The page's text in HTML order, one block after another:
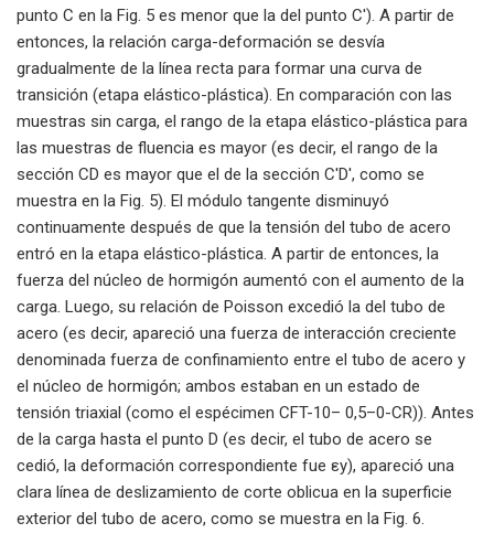
punto C en la Fig. 5 es menor que la del punto C'). A partir de
entonces, la relación carga-deformación se desvía
gradualmente de la línea recta para formar una curva de
transición (etapa elástico-plástica). En comparación con las
muestras sin carga, el rango de la etapa elástico-plástica para
las muestras de fluencia es mayor (es decir, el rango de la
sección CD es mayor que el de la sección C'D', como se
muestra en la Fig. 5). El módulo tangente disminuyó
continuamente después de que la tensión del tubo de acero
entró en la etapa elástico-plástica. A partir de entonces, la
fuerza del núcleo de hormigón aumentó con el aumento de la
carga. Luego, su relación de Poisson excedió la del tubo de
acero (es decir, apareció una fuerza de interacción creciente
denominada fuerza de confinamiento entre el tubo de acero y
el núcleo de hormigón; ambos estaban en un estado de
tensión triaxial (como el espécimen CFT-10– 0,5–0-CR)). Antes
de la carga hasta el punto D (es decir, el tubo de acero se
cedió, la deformación correspondiente fue εy), apareció una
clara línea de deslizamiento de corte oblicua en la superficie
exterior del tubo de acero, como se muestra en la Fig. 6.